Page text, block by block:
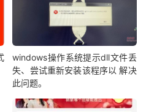
windows操作系统提示dll文件丢
失、尝试重新安装该程序以 解决
此问题。